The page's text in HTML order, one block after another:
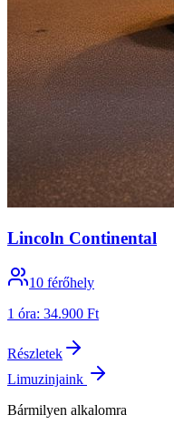
Lincoln Continental
10 férőhely
1 óra: 34.900 Ft
Részletek
Limuzinjaink
Bármilyen alkalomra